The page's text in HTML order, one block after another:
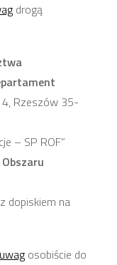
drogą
4, Rzeszów 35-
– SP ROF”
dopiskiem na
osobiście do